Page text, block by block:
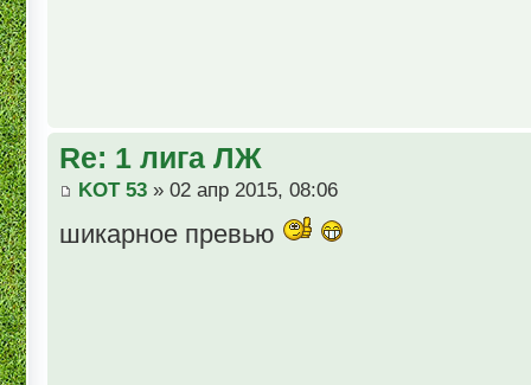
Re: 1 лига ЛЖ
KOT 53 » 02 апр 2015, 08:06
шикарное превью